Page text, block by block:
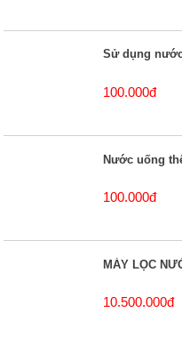
Sử dụng
100.000đ
Nước uống
100.000đ
MÁY LỌC
10.500.000đ